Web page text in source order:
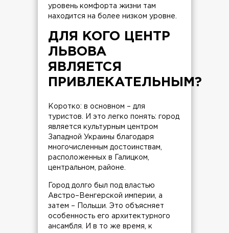
уровень комфорта жизни там
находится на более низком уровне.
ДЛЯ КОГО ЦЕНТР
ЛЬВОВА
ЯВЛЯЕТСЯ
ПРИВЛЕКАТЕЛЬНЫМ?
Коротко: в основном – для
туристов. И это легко понять: город
является культурным центром
Западной Украины благодаря
многочисленным достоинствам,
расположенных в Галицком,
центральном, районе.
Город долго был под властью
Австро–Венгерской империи, а
затем – Польши. Это объясняет
особенность его архитектурного
ансамбля. И в то же время, к